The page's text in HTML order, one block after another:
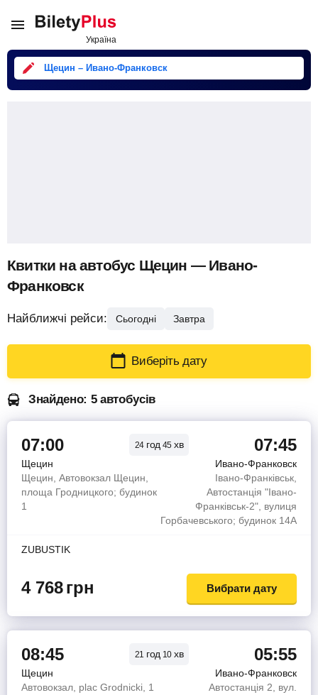
Щецин – Ивано-Франковск
Квитки на автобус Щецин — Ивано-
Франковск
Найближчі рейси: Сьогодні Завтра
Виберіть дату
Знайдено: 5 автобусів
07:00 24 год 45 хв 07:45
Щецин
Ивано-Франковск
Щецин, Автовокзал Щецин,
площа Гродницкого; будинок
1
Івано-Франківськ,
Автостанція "Івано-
Франківськ-2", вулиця
Горбачевського; будинок 14А
ZUBUSTIK
4 768грн Вибрати дату
08:45 21 год 10 хв 05:55
Щецин
Ивано-Франковск
Автовокзал, plac Grodnicki, 1
Автостанція 2, вул.